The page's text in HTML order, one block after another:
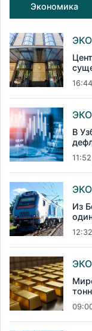
Экономика
В
Из